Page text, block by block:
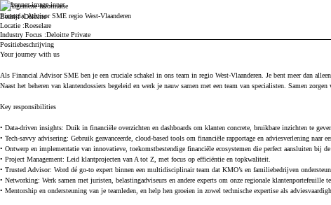
Financial Advisor SME regio West-Vlaanderen
Algemene Informatie
Druk op spatie of enter om de zichtbaarheid van de sectie to wijzigen
Bedrijf Deloitte
Locatie Roeselare
Industry Focus Deloitte Private
Positiebeschrijving
Druk op spatie of enter om de zichtbaarheid van de sectie to wijzigen
Your journey with us
Als Financial Advisor SME ben je een cruciale schakel in ons team in regio West-Vlaanderen. Je bent meer dan
Naast het beheren van klantendossiers begeleid en werk je nauw samen met een team van specialisten. Samen
Key responsibilities
• Data-driven insights: Duik in financiële overzichten en dashboards om klanten concrete, bruikbare inzichten te
• Tech-savvy advisering: Gebruik geavanceerde, cloud-based tools om financiële rapportage en adviesverlening naar
• Ontwerp en implementatie van innovatieve, toekomstbestendige financiële ecosystemen die perfect aansluiten bij de
• Project Management: Leid klantprojecten van A tot Z, met focus op efficiëntie en topkwaliteit.
• Trusted Advisor: Word dé go-to expert binnen een multidisciplinair team dat KMO’s en familiebedrijven
• Networking: Werk samen met juristen, belastingadviseurs en andere experts om onze regionale klantenportefeuille
• Mentorship en ondersteuning van je teamleden, en help hen groeien in zowel technische expertise als